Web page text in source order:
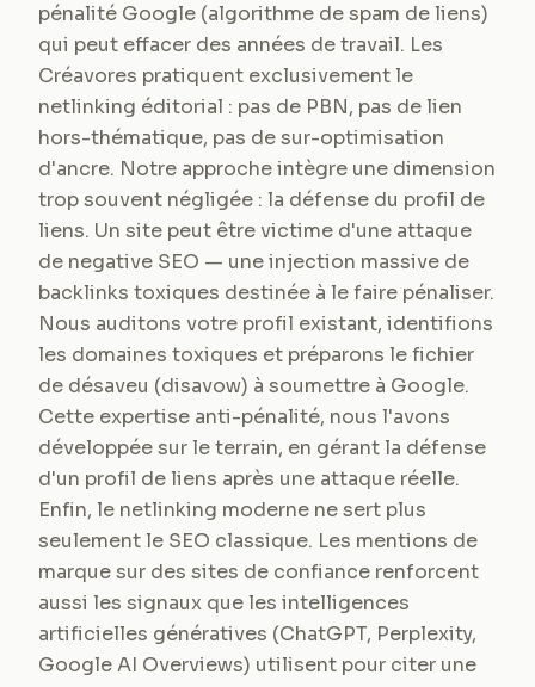
pénalité Google (algorithme de spam de liens)
qui peut effacer des années de travail. Les
Créavores pratiquent exclusivement le
netlinking éditorial : pas de PBN, pas de lien
hors-thématique, pas de sur-optimisation
d'ancre. Notre approche intègre une dimension
trop souvent négligée : la défense du profil de
liens. Un site peut être victime d'une attaque
de negative SEO — une injection massive de
backlinks toxiques destinée à le faire pénaliser.
Nous auditons votre profil existant, identifions
les domaines toxiques et préparons le fichier
de désaveu (disavow) à soumettre à Google.
Cette expertise anti-pénalité, nous l'avons
développée sur le terrain, en gérant la défense
d'un profil de liens après une attaque réelle.
Enfin, le netlinking moderne ne sert plus
seulement le SEO classique. Les mentions de
marque sur des sites de confiance renforcent
aussi les signaux que les intelligences
artificielles génératives (ChatGPT, Perplexity,
Google AI Overviews) utilisent pour citer une